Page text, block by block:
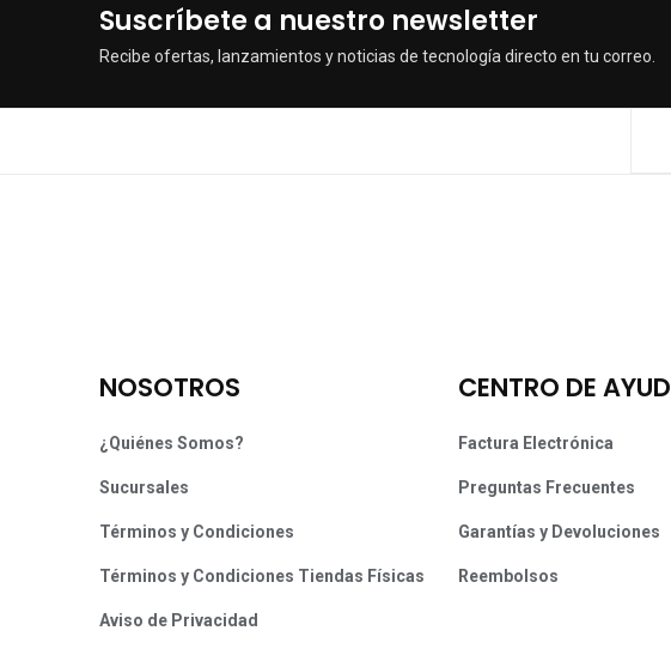
Suscríbete a nuestro newsletter
Recibe ofertas, lanzamientos y noticias de tecnología directo en tu correo.
NOSOTROS
¿Quiénes Somos?
Sucursales
Términos y Condiciones
Términos y Condiciones Tiendas Físicas
Aviso de Privacidad
CENTRO DE
Factura Electrónica
Preguntas Frecuentes
Garantías y Devoluciones
Reembolsos